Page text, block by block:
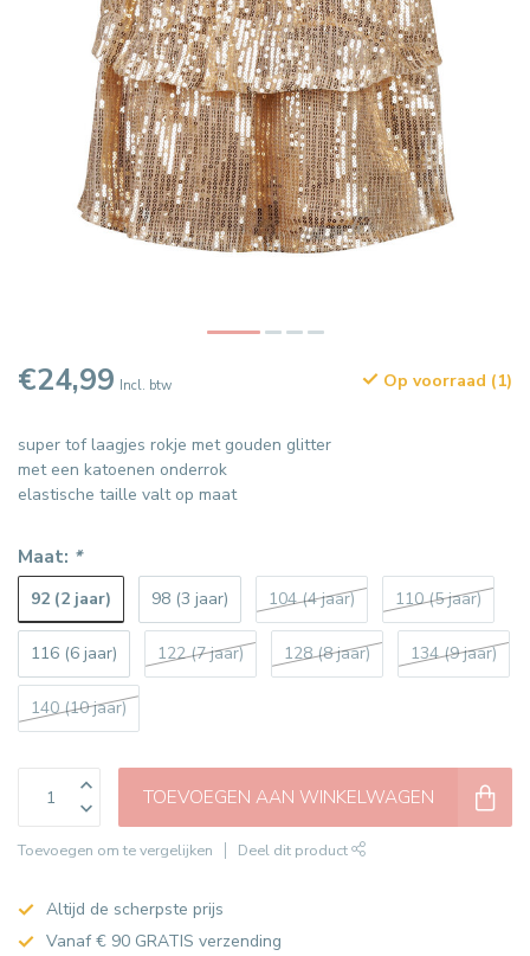
€24,99 Incl. btw Op voorraad (1)
super tof laagjes rokje met gouden glitter
met een katoenen onderrok
elastische taille valt op maat
Maat: *
92 (2 jaar) 98 (3 jaar) 104 (4 jaar) 110 (5 jaar)
116 (6 jaar) 122 (7 jaar) 128 (8 jaar) 134 (9 jaar)
140 (10 jaar)
TOEVOEGEN AAN WINKELWAGEN
Toevoegen om te vergelijken Deel dit product
Altijd de scherpste prijs
Vanaf € 90 GRATIS verzending